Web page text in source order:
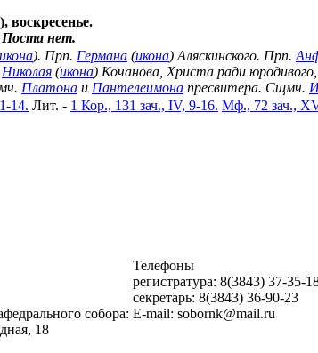
воскресенье.
Поста нет.
икона). Прп. Германа (икона) Аляскинского. Прп.
Николая (икона) Кочанова, Христа ради
Платона и Пантелеимона пресвитера. Сщмч.
14. Лит. - 1 Кор., 131 зач., IV, 9-16. Мф., 72 зач.,
собора:
18
Телефоны
регистратура: 8(3843) 37-35-
секретарь: 8(3843) 36-90-23
E-mail: sobornk@mail.ru